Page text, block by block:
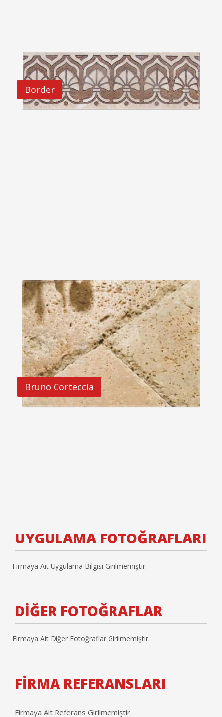
Border
Bruno Corteccia
UYGULAMA FOTOĞRAFLARI
Firmaya Ait Uygulama Bilgisi Girilmemiştir.
DİĞER FOTOĞRAFLAR
Firmaya Ait Diğer Fotoğraflar Girilmemiştir.
FİRMA REFERANSLARI
Firmaya Ait Referans Girilmemiştir.